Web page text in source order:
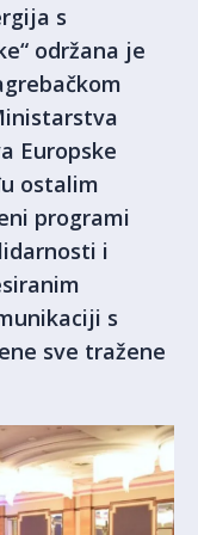
s
održana je
Europske
ostalim
programi
i
s
sve tražene